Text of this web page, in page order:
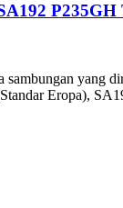
P235GH
yang
Eropa),